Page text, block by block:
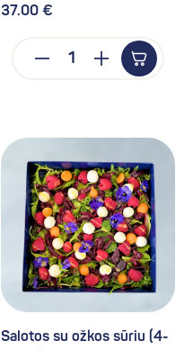
37.00 €
Salotos su ožkos sūriu (4-